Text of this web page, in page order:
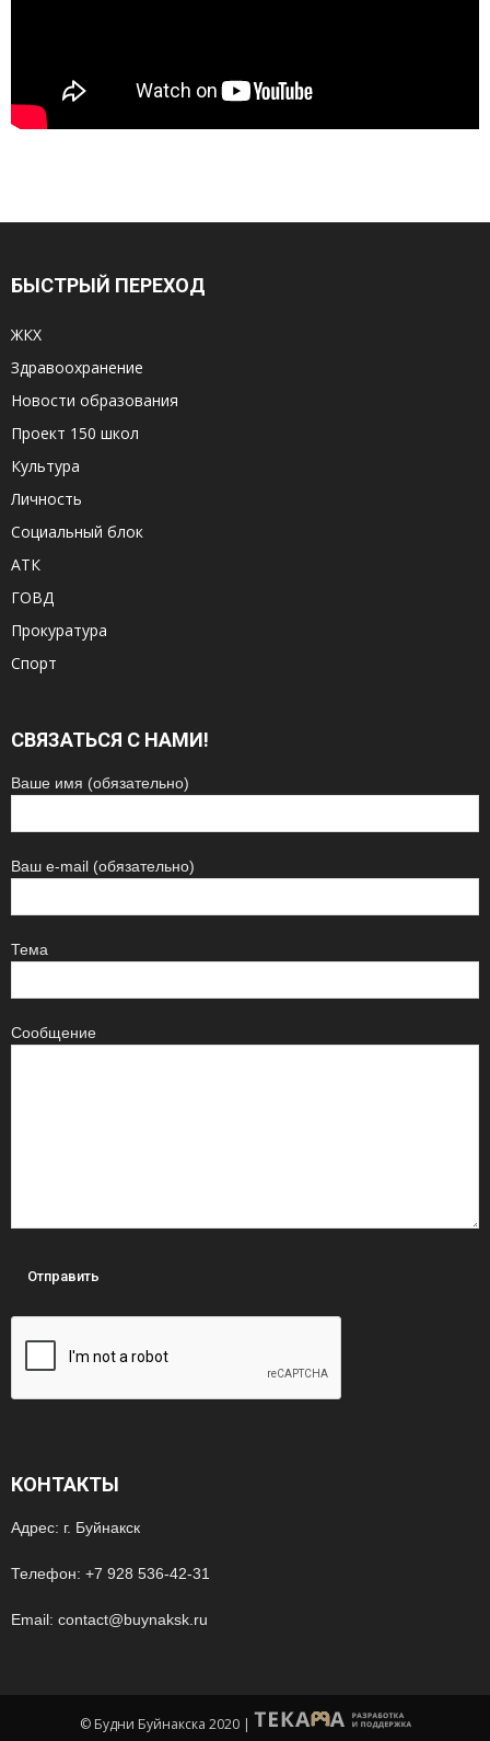
БЫСТРЫЙ ПЕРЕХОД
ЖКХ
Здравоохранение
Новости образования
Проект 150 школ
Культура
Личность
Социальный блок
АТК
ГОВД
Прокуратура
Спорт
СВЯЗАТЬСЯ С НАМИ!
Ваше имя (обязательно)
Ваш e-mail (обязательно)
Тема
Сообщение
КОНТАКТЫ
Адрес: г. Буйнакск
Телефон: +7 928 536-42-31
Email: contact@buynaksk.ru
© Будни Буйнакска 2020 |